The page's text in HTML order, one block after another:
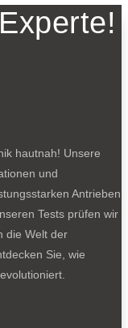
hautnah! Unsere
und
Antrieben
Tests prüfen wir
die Welt der
Sie, wie